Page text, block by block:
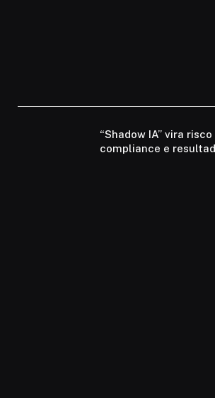
“Shadow IA” vira
compliance e